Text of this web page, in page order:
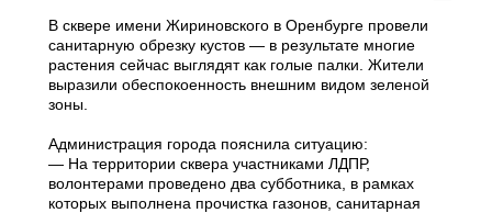
В сквере имени Жириновского в Оренбурге провели
санитарную обрезку кустов — в результате многие
растения сейчас выглядят как голые палки. Жители
выразили обеспокоенность внешним видом зеленой
зоны.
Администрация города пояснила ситуацию:
— На территории сквера участниками ЛДПР,
волонтерами проведено два субботника, в рамках
которых выполнена прочистка газонов, санитарная